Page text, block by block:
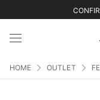
OUTLET